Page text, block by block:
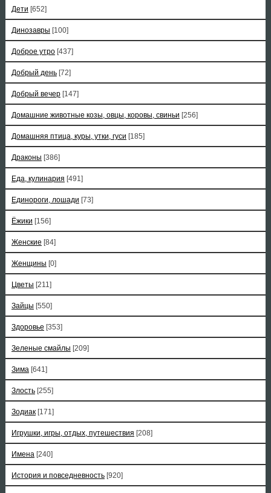
Дети [652]
Динозавры [100]
Доброе утро [437]
Добрый день [72]
Добрый вечер [147]
Домашние животные козы, овцы, коровы, свиньи [256]
Домашняя птица, куры, утки, гуси [185]
Драконы [386]
Еда, кулинария [491]
Единороги, лошади [73]
Ёжики [156]
Женские [84]
Женщины [0]
Цветы [211]
Зайцы [550]
Здоровье [353]
Зеленые смайлы [209]
Зима [641]
Злость [255]
Зодиак [171]
Игрушки, игры, отдых, путешествия [208]
Имена [240]
История и повседневность [920]